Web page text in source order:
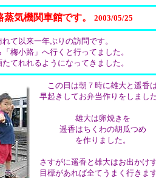
蒸気機関車館です。 2003/05/25
て以来一年ぶりの訪問です。
梅小路」へ行くと行ってました。
てれれるようになってきました。
この日は朝７時に雄大と遥香
早起きしてお弁当作りをしまし
雄大は卵焼きを
遥香はちくわの胡瓜つめ
を作りました。
さすがに遥香と雄大はお出かけ
目標があれば全てうまく行きま